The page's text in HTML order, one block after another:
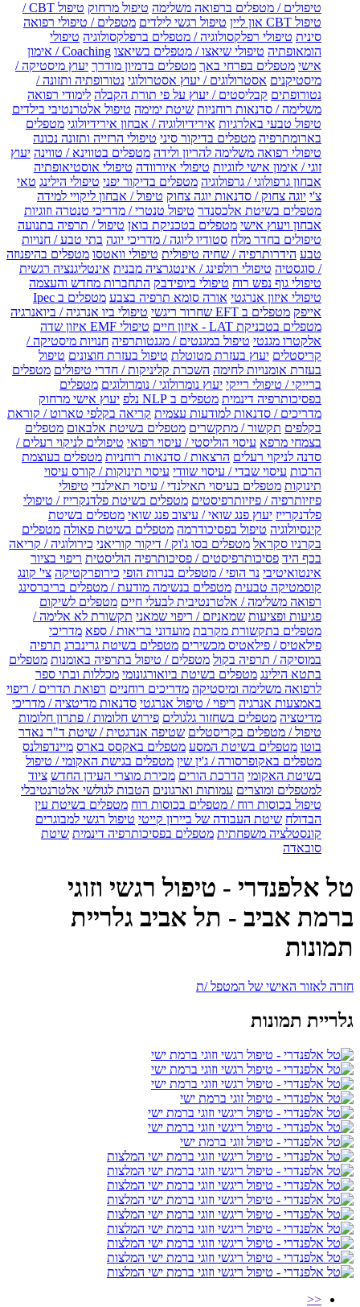
טיפולים / מטפלים ברפואה משלימה טיפול מרחוק
טיפול CBT /
טיפול CBT און ליין
טיפול רגשי לילדים מטפלים / טיפולי רפואה
סינית טיפולי רפלקסולוגיה / מטפלים ברפלקסולוגיה טיפולי
הומאופתיה טיפולי שיאצו / מטפלים בשיאצו
Coaching / אימון
אישי מטפלים בפרחי באך מטפלים בדמיון מודרך יעוץ מיסטיקה /
מיסטיקנים אסטרולוגים / יעוץ אסטרולוגי נטורופתיה ותזונה /
נטורופתים קבליסטים / יעוץ על פי תורת הקבלה לימודי רפואה
משלימה / סדנאות רוחניות שיטת ימימה טיפול אלטרנטיבי בילדים
טיפול טבעי באלרגיות אירידיולוגיה / אבחון אירידיולוגי מטפלים
בארומתרפיה מטפלים בדיקור סיני טיפולי הרזייה ותזונה נכונה
טיפולי רפואה משלימה להריון ולידה מטפלים בטווינא / טווינה יעוץ
זוגי / אימון אישי לזוגיות טיפולי איורוודה טיפולי אוסטיאופתיה
אבחון גרפולוגי / גרפולוגיה מטפלים בדיקור יפני טיפולי הילינג טאי
צ'י יוגה צחוק / סדנאות יוגה צחוק טיפול / אבחון ליקויי למידה
מטפלים בשיטת אלכסנדר טיפול טנטרי / מדריכי טנטרה וזוגיות
אבחון ויעוץ אישי מטפלים בטכניקת בואן טיפול / תרפיה בתנועה
טיפולים בחדר מלח סטודיו ליוגה / מדריכי יוגה בתי טבע / חנויות
טבע הידרותרפיה / שחיה טיפולית טיפולי וואטסו מטפלים בהיפנוזה
/ סוגסטיה טיפולי רולפינג / אינטגרציה מבנית אינטליגנציה רגשית
טיפולי גוף נפש רוח טיפולי ביופידבק התחברות מחדש והעצמה
טיפולי איזון אנרגטי אורה סומא תרפיה בצבע
מטפלים ב Ipec
אייפק מטפלים ב EFT שחרור ריגשי
טיפולי ביו אנרגיה / ביואנרגיה
מטפלים בטכניקת LAT - איזון חיים
טיפולי EMF איזון שדה
אלקטרו מגנטי טיפול במגנטים / מגנטותרפיה חנויות מיסטיקה /
קריסטלים יעוץ בעזרת מטוטלת טיפול בעזרת חוצונים טיפול
בעזרת אומנויות לחימה השכרת קליניקות / חדרי טיפולים מטפלים
ברייקי / טיפולי רייקי יעוץ נומרולוגי / נומרולוגים מטפלים
בפסיכותרפיה דינמית מטפלים ב NLP נלפ
יעוץ אישי מרחוק
מדריכים / סדנאות למודעות עצמית קריאה בקלפי טארוט / קוראת
בקלפים תקשור / מתקשרים מטפלים בשיטת אלבאום מטפלים
בצמחי מרפא עיסוי הוליסטי / עיסוי רפואי טיפולים לניקוי רעלים /
סדנה לניקוי רעלים הרצאות / סדנאות רוחניות מטפלים בעוצמת
הרכות עיסוי שבדי / עיסוי שוודי עיסוי תינוקות / קורס עיסוי
תינוקות מטפלים בעיסוי תאילנדי / עיסוי תאילנדי טיפולי
פיזיותרפיה / פיזיותרפיסטים מטפלים בשיטת פלדנקרייז / טיפולי
פלדנקרייז יעוץ פנג שואי / עיצוב פנג שואי מטפלים בשיטת
קינסיולוגיה טיפול בפסיכודרמה מטפלים בשיטת פאולה מטפלים
בקרניו סקראל מטפלים בסו ג'וק / דיקור קוריאני כירולוגיה / קריאה
בכף היד פסיכותרפיסטים / פסיכותרפיה הוליסטית ריפוי בציור
אינטואיטיבי נר הופי / מטפלים בנרות הופי כירופרקטיקה צי' קונג
קוסמטיקה טבעית מטפלים בנשימה מודעת / מטפלים בריברסינג
רפואה משלימה / אלטרנטיבית לבעלי חיים מטפלים לשיקום
פגיעות ופציעות שמאניזם / ריפוי שמאני תקשורת לא אלימה /
מטפלים בתקשורת מקרבת מועדוני בריאות / ספא מדריכי
פילאטיס / פילאטיס מכשירים מטפלים בשיטת גרינברג תרפיה
במוסיקה / תרפיה בקול מטפלים / טיפול בתרפיה באומנות מטפלים
בתטא הילינג מטפלים בשיטת ביואורגונומי מכללות ובתי ספר
לרפואה משלימה ומיסטיקה מדריכים רוחניים רפואת תדרים / ריפוי
באמצעות אנרגיה ריפוי / טיפול אנרגטי סדנאות מדיטציה / מדריכי
מדיטציה מטפלים בשחזור גלגולים פירוש חלומות / פתרון חלומות
טיפול / מטפלים בקריסטלים שטיפה אנרגטית / שיטת ד"ר נאדר
בוטו מטפלים בשיטת המסע מטפלים באקסס בארס מיינדפולנס
מטפלים באקופרסורה / ג'ין שין מטפלים בגישת האקומי / טיפול
בשיטת האקומי הדרכת הורים מכירת מוצרי העידן החדש ציוד
למטפלים ומוצרים עמותות וארגונים הטבות לגולשי אלטרנטיבלי
טיפול בכוסות רוח / מטפלים בכוסות רוח מטפלים בשיטת עין
הבדולח שיטת העבודה של ביירון קייטי טיפול רגשי למבוגרים
קונסטלציה משפחתית מטפלים בפסיכותרפיה דינמית שיטת
סובאדה
טל אלפנדרי - טיפול רגשי וזוגי
ברמת אביב - תל אביב גלריית
תמונות
חזרה לאזור האישי של המטפל /ת
גלריית תמונות
<<